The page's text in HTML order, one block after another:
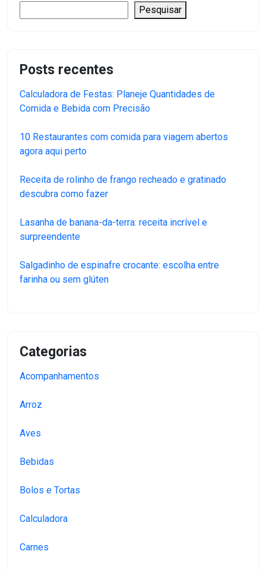
Pesquisar
Posts recentes
Calculadora de Festas: Planeje Quantidades de
Comida e Bebida com Precisão
10 Restaurantes com comida para viagem abertos
agora aqui perto
Receita de rolinho de frango recheado e gratinado
descubra como fazer
Lasanha de banana-da-terra: receita incrível e
surpreendente
Salgadinho de espinafre crocante: escolha entre
farinha ou sem glúten
Categorias
Acompanhamentos
Arroz
Aves
Bebidas
Bolos e Tortas
Calculadora
Carnes